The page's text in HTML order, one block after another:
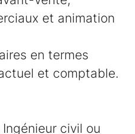
et animation
en termes
et comptable.
Ingénieur civil ou